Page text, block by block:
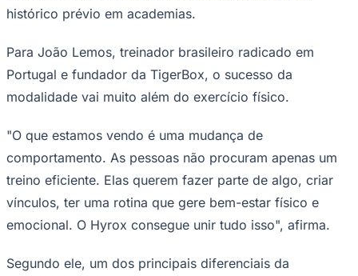
NBA
Fórmula 1
Tênis (ATP)
MLB
NHL
Vôlei
Competições de Futebol
Brasileirão Série A
Brasileirão Série B
Paulistão
Libertadores
histórico prévio em academias.
Para João Lemos, treinador brasileiro radicado em
Portugal e fundador da TigerBox, o sucesso da
modalidade vai muito além do exercício físico.
"O que estamos vendo é uma mudança de
comportamento. As pessoas não procuram apenas um
treino eficiente. Elas querem fazer parte de algo, criar
vínculos, ter uma rotina que gere bem-estar físico e
emocional. O Hyrox consegue unir tudo isso", afirma.
Segundo ele, um dos principais diferenciais da